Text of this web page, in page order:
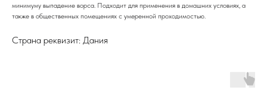
минимуму выпадение ворса. Подходит для применения в домашних условиях, а
также в общественных помещениях с умеренной проходимостью.
Страна реквизит: Дания